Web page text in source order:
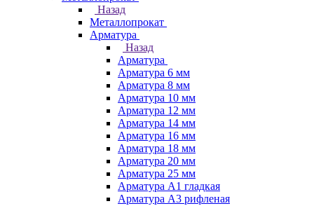
Назад
Металлопрокат
Арматура
Назад
Арматура
Арматура 6 мм
Арматура 8 мм
Арматура 10 мм
Арматура 12 мм
Арматура 14 мм
Арматура 16 мм
Арматура 18 мм
Арматура 20 мм
Арматура 25 мм
Арматура А1 гладкая
Арматура А3 рифленая